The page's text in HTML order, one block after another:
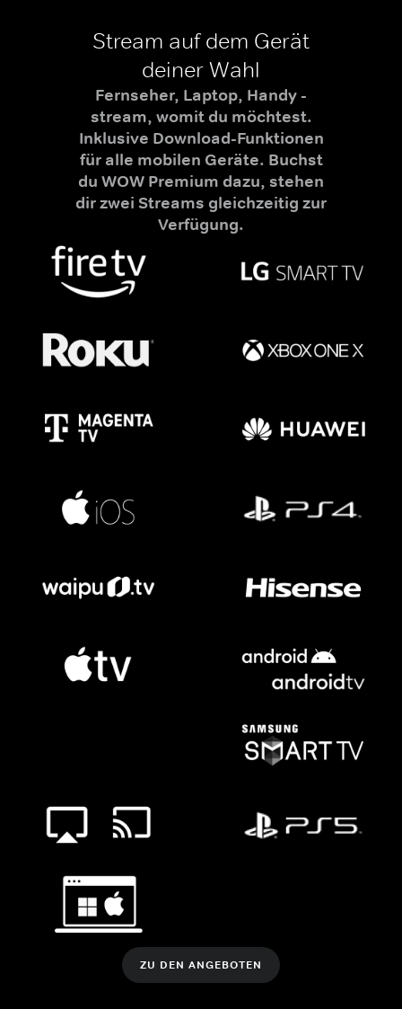
Stream auf dem Gerät
deiner Wahl
Fernseher, Laptop, Handy -
stream, womit du möchtest.
Inklusive Download-Funktionen
für alle mobilen Geräte. Buchst
du WOW Premium dazu, stehen
dir zwei Streams gleichzeitig zur
Verfügung.
ZU DEN ANGEBOTEN